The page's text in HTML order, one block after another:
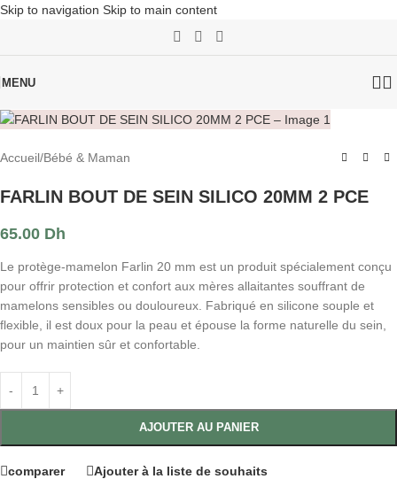
Skip to navigation Skip to main content
MENU
Accueil/Bébé & Maman
FARLIN BOUT DE SEIN SILICO 20MM 2 PCE
65.00 Dh
Le protège-mamelon Farlin 20 mm est un produit spécialement conçu
pour offrir protection et confort aux mères allaitantes souffrant de
mamelons sensibles ou douloureux. Fabriqué en silicone souple et
flexible, il est doux pour la peau et épouse la forme naturelle du sein,
pour un maintien sûr et confortable.
AJOUTER AU PANIER
comparer Ajouter à la liste de souhaits